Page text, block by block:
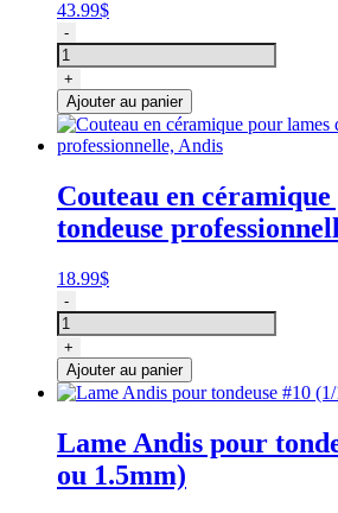
43.99$
quantité
de
Lame
ceramicEdge
Andis
pour
tondeuse
(1/16''
ou
1.5mm)
-
+
Ajouter au panier
Couteau en
tondeuse
18.99$
quantité
de
Couteau
en
céramique
pour
de
tondeuse
professionnelle,
-
+
Ajouter au panier
Lame Andis pour
ou 1.5mm)